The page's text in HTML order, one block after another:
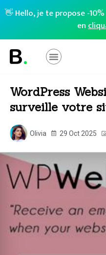
👋 Hello, je te propose -
en
WordPress
surveille votre
Olivia 29 Oct 2025